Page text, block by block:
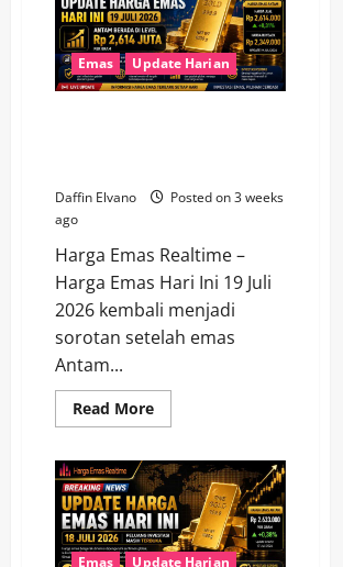
Saatnya
Membeli
atau
Menunggu
Koreksi?
Emas Update Harian
Daffin Elvano
Posted on 3 weeks
ago
Harga Emas Realtime –
Harga Emas Hari Ini 19 Juli
2026 kembali menjadi
sorotan setelah emas
Antam...
Read MoreRead
more
Harga
Emas
Hari
Ini
19
Juli
2026,
Emas Update Harian